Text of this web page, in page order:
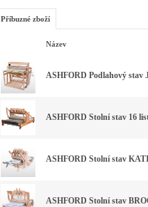
Příbuzné zboží
Název
ASHFORD Podlahový stav
ASHFORD Stolní stav 16
ASHFORD Stolní stav
ASHFORD Stolní stav